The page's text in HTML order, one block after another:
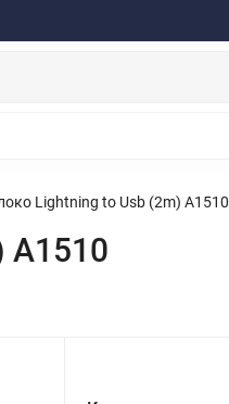
Lightning to Usb (2m) A1510
A1510